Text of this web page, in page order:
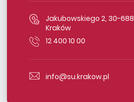
Jakubowskiego 2, 30-688
Kraków
12 400 10 00
info@su.krakow.pl